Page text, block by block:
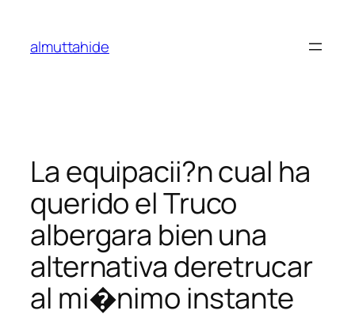
content
almuttahide
La equipacii?n cual ha
querido el Truco
albergara bien una
alternativa deretrucar
al mi�nimo instante